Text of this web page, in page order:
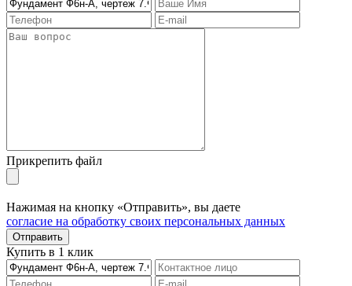
Прикрепить файл
Нажимая на кнопку «Отправить», вы даете
согласие на обработку своих персональных данных
Отправить
Купить в 1 клик